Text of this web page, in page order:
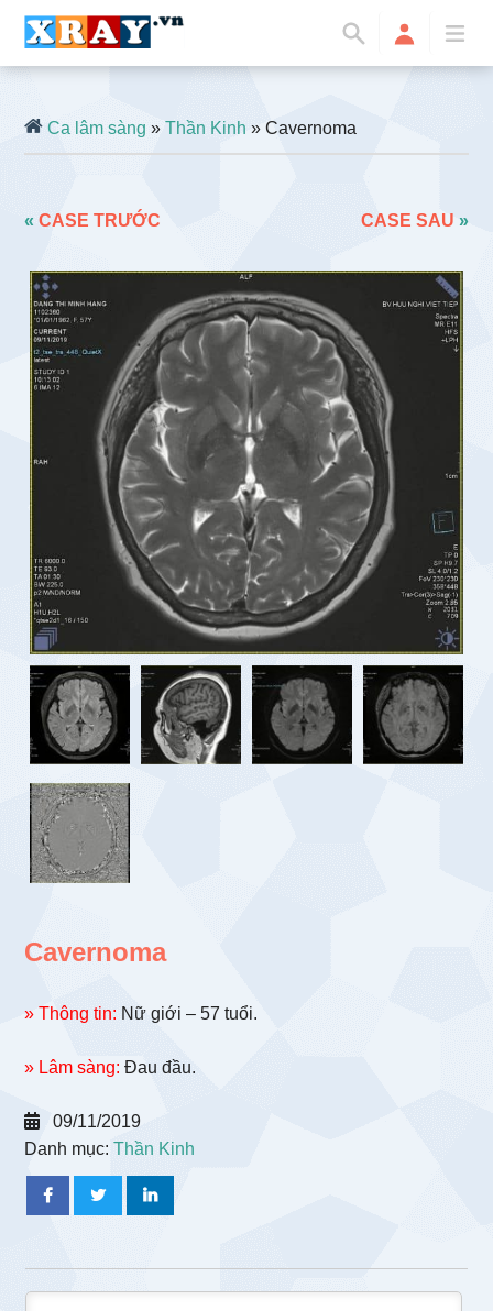
Ca lâm sàng »Thần Kinh » Cavernoma
«CASE TRƯỚC CASE SAU »
Cavernoma
» Thông tin: Nữ giới – 57 tuổi.
» Lâm sàng: Đau đầu.
09/11/2019
Danh mục:Thần Kinh